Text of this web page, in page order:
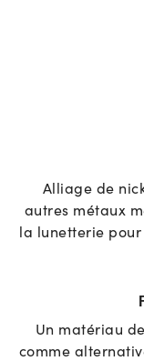
Alliage de
autres métaux
la lunetterie pour
Un matériau
comme